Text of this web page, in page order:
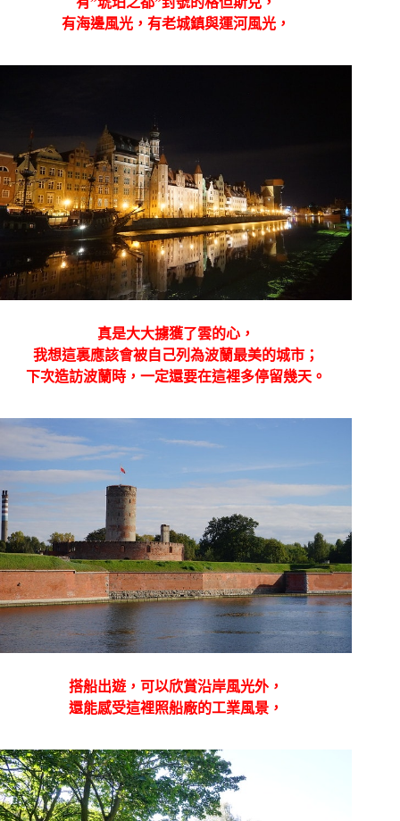
有海邊風光，有老城鎮與運河風光，
真是大大擄獲了雲的心，
我想這裏應該會被自己列為波蘭最美的城市；
下次造訪波蘭時，一定還要在這裡多停留幾天。
搭船出遊，可以欣賞沿岸風光外，
還能感受這裡照船廠的工業風景，